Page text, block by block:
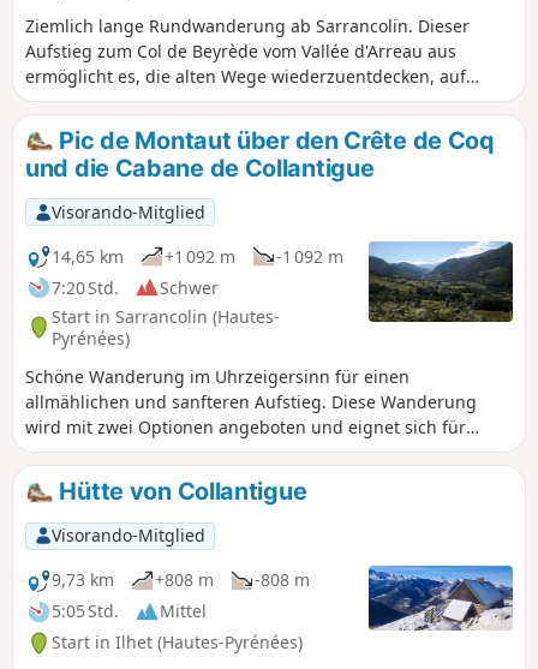
Ziemlich lange Rundwanderung ab Sarrancolin. Dieser
Aufstieg zum Col de Beyrède vom Vallée d'Arreau aus
ermöglicht es, die alten Wege wiederzuentdecken, auf
denen die Hirten früher ihre Tiere auf die Sommerweiden
trieben. Natürlich wurden bestimmte Abschnitte dieser
Wege vom motorisierten Menschen ausgebaut.Hinweis:
Diese Wanderung verläuft ab (3) ohne Markierung. Die GPX-
Datei kann anschließend besonders von (10) bis (14)
hilfreich sein.
Pic de Montaut über den Crête de Coq
und die Cabane de Collantigue
Visorando-Mitglied
14,65 km
+1 092 m
-1 092 m
7:20 Std.
Schwer
Start in Sarrancolin (Hautes-
Pyrénées)
Schöne Wanderung im Uhrzeigersinn für einen
allmählichen und sanfteren Aufstieg. Diese Wanderung
wird mit zwei Optionen angeboten und eignet sich für
verschiedene Schwierigkeitsgrade. Das Ziel ist es, sich in
der Hütte von Collantigue zu treffen, um gemeinsam zu
essen und sich auszuruhen.
Hütte von Collantigue
Visorando-Mitglied
9,73 km
+808 m
-808 m
5:05 Std.
Mittel
Start in Ilhet (Hautes-Pyrénées)